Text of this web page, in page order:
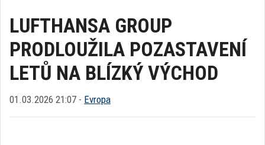
LUFTHANSA GROUP
PRODLOUŽILA POZASTAVENÍ
LETŮ NA BLÍZKÝ VÝCHOD
01.03.2026 21:07 - Evropa